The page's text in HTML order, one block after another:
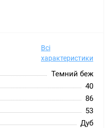
Всі
характеристики
Темний беж
40
86
53
Дуб